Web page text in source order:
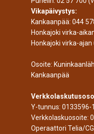
Vikapäivystys:
Kankaanpää: 044
Honkajoki virka-
Honkajoki virka-ajan
Osoite:
Kankaanpää
Y-tunnus: 0133596-1
Verkkolaskuosoite:
Operaattori Telia/